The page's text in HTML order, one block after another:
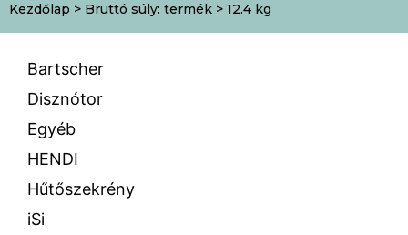
Kezdőlap > Bruttó súly: termék > 12.4 kg
Bartscher
Disznótor
Egyéb
HENDI
Hűtőszekrény
iSi